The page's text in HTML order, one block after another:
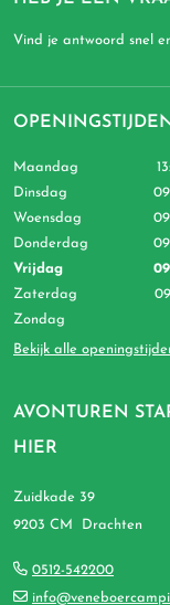
Vind je antwoord snel
AVONTUREN
HIER
Zuidkade 39
9203 CM Drachten
0512-542200
OPENINGSTIJDEN
Maandag
Dinsdag
Woensdag
Donderdag
Vrijdag
Zaterdag
Zondag
Bekijk alle